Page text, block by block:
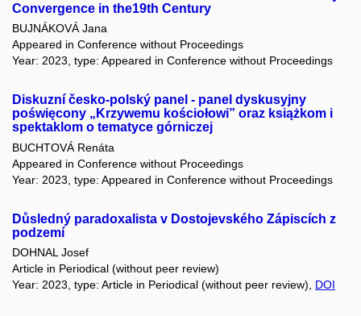
Convergence in the19th Century
BUJNÁKOVÁ Jana
Appeared in Conference without Proceedings
Year: 2023, type: Appeared in Conference without Proceedings
Diskuzní česko-polský panel - panel dyskusyjny
poświęcony „Krzywemu kościołowi” oraz książkom i
spektaklom o tematyce górniczej
BUCHTOVÁ Renáta
Appeared in Conference without Proceedings
Year: 2023, type: Appeared in Conference without Proceedings
Důsledný paradoxalista v Dostojevského Zápiscích z
podzemí
DOHNAL Josef
Article in Periodical (without peer review)
Year: 2023, type: Article in Periodical (without peer review), DOI